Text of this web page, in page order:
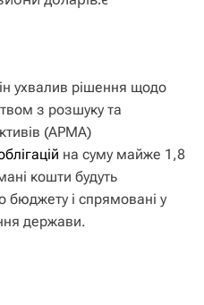
ухвалив рішення щодо
з розшуку та
(АРМА)
на суму майже 1,8
кошти будуть
бюджету і спрямовані у
держави.